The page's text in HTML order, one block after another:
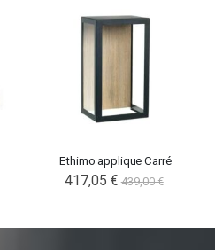
Ethimo applique Carré
417,05 € 439,00 €